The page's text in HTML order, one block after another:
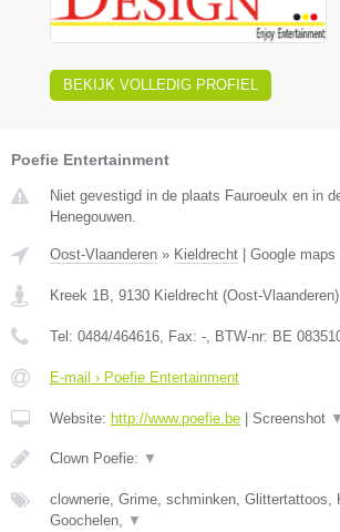
BEKIJK VOLLEDIG PROFIEL
Poefie Entertainment
Niet gevestigd in de plaats Fauroeulx en in
Henegouwen.
Oost-Vlaanderen » Kieldrecht Google maps
Kreek 1B, 9130 Kieldrecht (Oost-Vlaanderen)
Tel: 0484/464616, Fax: -, BTW-nr: BE
E-mail › Poefie Entertainment
Website: http://www.poefie.be Screenshot ▼
Clown Poefie: ▼
clownerie, Grime, schminken, Glittertattoos,
Goochelen, ▼